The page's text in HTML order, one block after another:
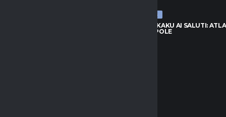
ULTIME NEWS
NAPOLI, LUKAKU AI SALUTI:
UNITED IN POLE